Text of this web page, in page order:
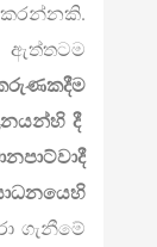
ඇත්තටම
දී
ගැනීමේ